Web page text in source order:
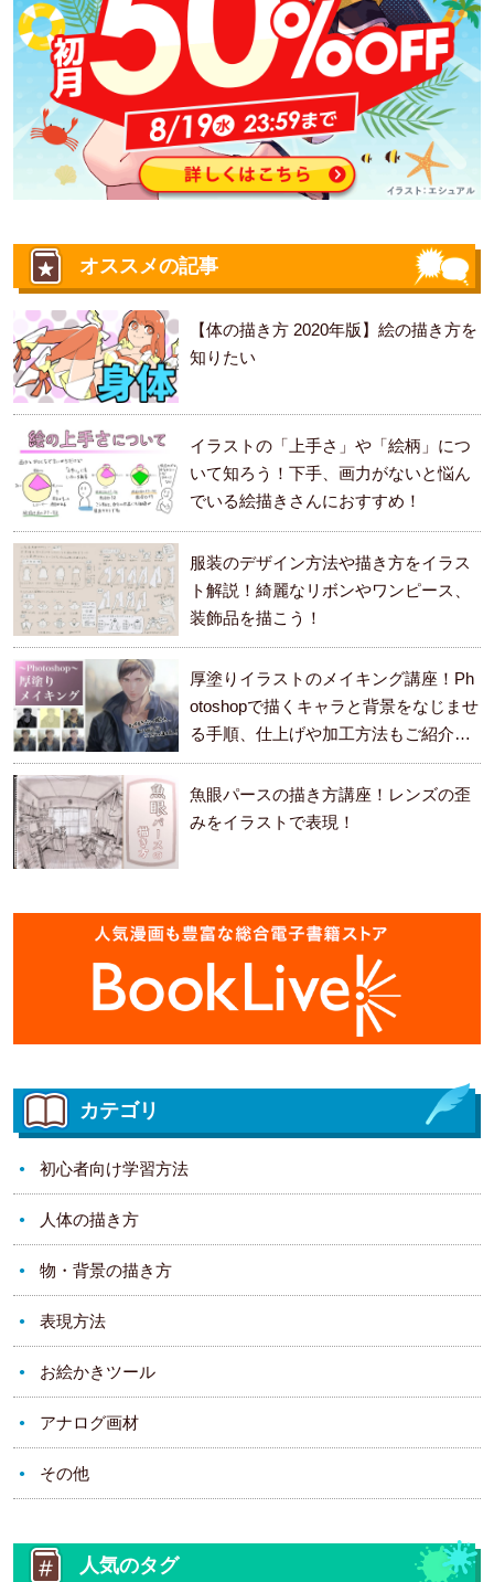
オススメの記事
【体の描き方 2020年版】絵の描き方を
知りたい
イラストの「上手さ」や「絵柄」につ
いて知ろう！下手、画力がないと悩ん
でいる絵描きさんにおすすめ！
服装のデザイン方法や描き方をイラス
ト解説！綺麗なリボンやワンピース、
装飾品を描こう！
厚塗りイラストのメイキング講座！Ph
otoshopで描くキャラと背景をなじませ
る手順、仕上げや加工方法もご紹介し
ます。
魚眼パースの描き方講座！レンズの歪
みをイラストで表現！
カテゴリ
初心者向け学習方法
人体の描き方
物・背景の描き方
表現方法
お絵かきツール
アナログ画材
その他
人気のタグ